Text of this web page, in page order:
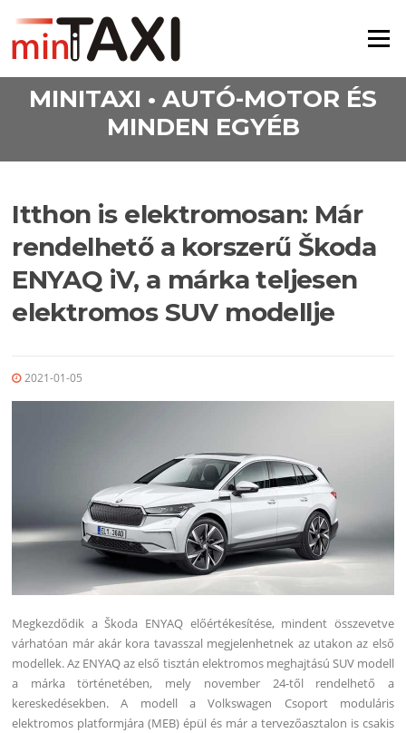
Menü
MINITAXI • AUTÓ-MOTOR ÉS
MINDEN EGYÉB
Itthon is elektromosan: Már
rendelhető a korszerű Škoda
ENYAQ iV, a márka teljesen
elektromos SUV modellje
2021-01-05
Megkezdődik a Škoda ENYAQ előértékesítése, mindent összevetve
várhatóan már akár kora tavasszal megjelenhetnek az utakon az első
modellek. Az ENYAQ az első tisztán elektromos meghajtású SUV modell
a márka történetében, mely november 24-től rendelhető a
kereskedésekben. A modell a Volkswagen Csoport moduláris
elektromos platformjára (MEB) épül és már a tervezőasztalon is csakis